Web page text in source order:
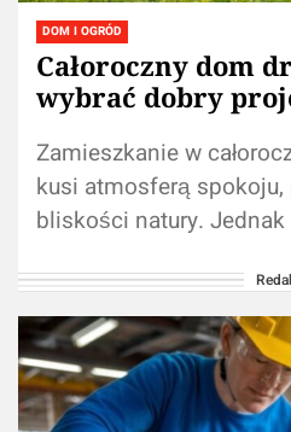
DOM I OGRÓD
Całoroczny dom
wybrać dobry
Zamieszkanie w
kusi atmosferą
bliskości natury.
będzie odpowiedni....